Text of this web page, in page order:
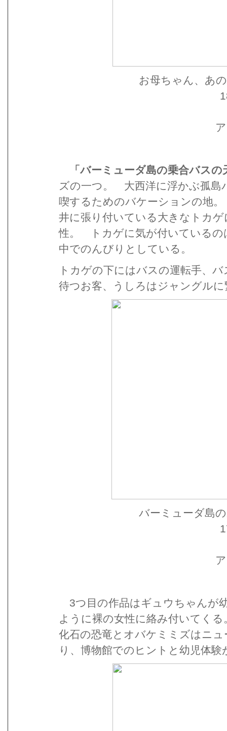
お母ちゃん、あ
「バーミューダ島の乗合バスの
ズの一つ。 大西洋に浮かぶ孤島
喫するためのバケーションの地
井に張り付いている大きなトカ
性。 トカゲに気が付いているの
中でのんびりとしている。
トカゲの下にはバスの運転手、
待つお客、うしろはジャングルに
バーミューダ島
3つ目の作品はギュウちゃんが
ように裸の女性に絡み付いてく
化石の恐竜とオバケミミズはニ
り、博物館でのヒントと幼児体